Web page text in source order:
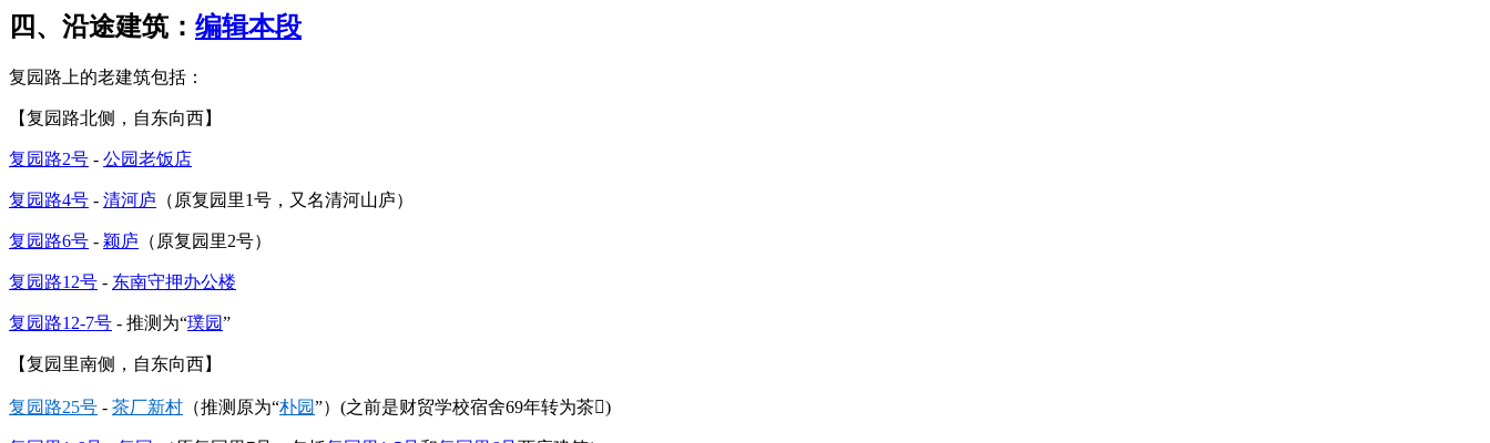
四、沿途建筑： 编辑本段
复园路上的老建筑包括：
【复园路北侧，自东向西】
复园路2号 - 公园老饭店
复园路4号 - 清河庐 （原复园里1号，又名清河山庐）
复园路6号 - 颖庐 （原复园里2号）
复园路12号 - 东南守押办公楼
复园路12-7号 - 推测为“璞园”
【复园里南侧，自东向西】
复园路25号 - 茶厂新村 （推测原为“朴园”）(之前是财贸学校宿舍69年转为茶)